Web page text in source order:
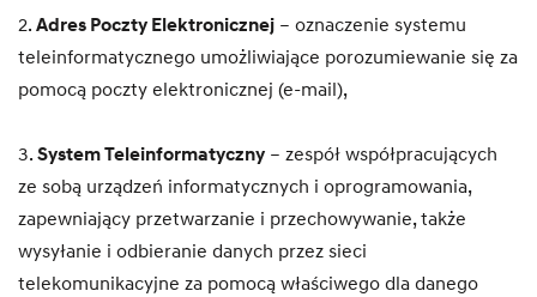
2. Adres Poczty Elektronicznej – oznaczenie systemu
teleinformatycznego umożliwiające porozumiewanie się za
pomocą poczty elektronicznej (e-mail),
3. System Teleinformatyczny – zespół współpracujących
ze sobą urządzeń informatycznych i oprogramowania,
zapewniający przetwarzanie i przechowywanie, także
wysyłanie i odbieranie danych przez sieci
telekomunikacyjne za pomocą właściwego dla danego